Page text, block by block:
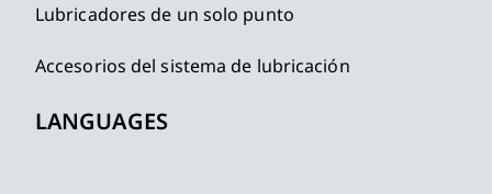
Lubricadores de un solo punto
Accesorios del sistema de lubricación
LANGUAGES